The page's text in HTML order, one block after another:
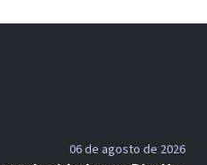
06 de agosto de 2026